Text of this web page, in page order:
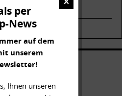
Duoro
per
News
auf dem
unserem
Ihnen unseren